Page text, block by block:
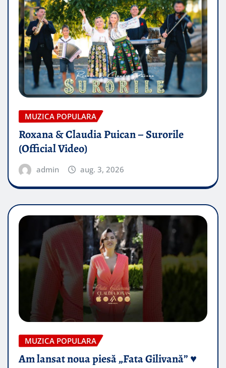
MUZICA POPULARA
Roxana & Claudia Puican – Surorile
(Official Video)
admin aug. 3, 2026
MUZICA POPULARA
Am lansat noua piesă „Fata Gilivană” ♥️